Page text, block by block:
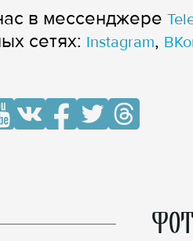
в мессенджере
сетях: Instagram,